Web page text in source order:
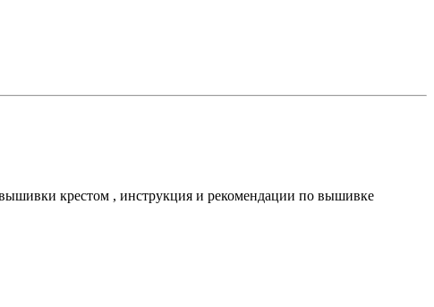
крестом , инструкция и рекомендации по вышивке